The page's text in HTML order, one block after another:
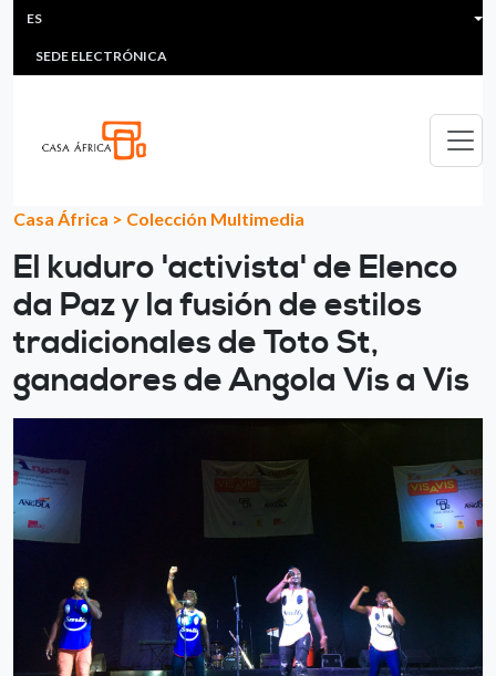
Pasar al contenido principal
HEADER MENU
MULTIMEDIA
SEDE ELECTRÓNICA
ES
Casa África > Colección Multimedia
El kuduro 'activista' de Elenco
da Paz y la fusión de estilos
tradicionales de Toto St,
ganadores de Angola Vis a Vis